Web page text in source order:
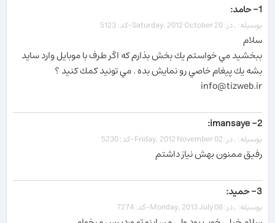
1- حامد:
بوسیله: , در: Saturday, 2012 October 20-کد: 5123
سلام
ببخشيد مي خواستم يك بخش بذارم كه اگر طرف با موبايل وارد سايد
بشه يك پيغام خاصي رو نمايش بده . مي تونيد كمك كنيد ؟
info@tizweb.ir
2- imansaye:
بوسیله: , در: Friday, 2012 November 02-کد: 5230
رفیق ممنون بهش نیاز داشتم
3- حمید:
بوسیله: , در: Monday, 2013 July 08-کد: 7274